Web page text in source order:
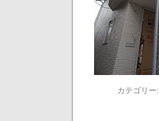
カテゴリー: